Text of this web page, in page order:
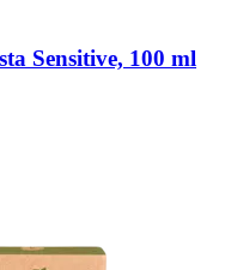
Sensitive, 100 ml